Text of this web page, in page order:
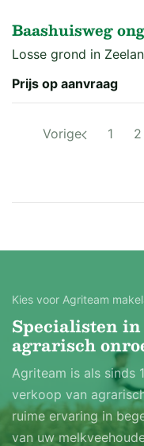
Baashuisweg
Losse grond in
Prijs op aanvraag
Vorige 1 2
Kies voor Agriteam
Specialisten
agrarisch
Agriteam is als sinds
verkoop van
ruime ervaring in
van uw